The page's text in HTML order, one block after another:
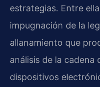
estrategias. Entre
impugnación de la
allanamiento que
análisis de la cadena
dispositivos